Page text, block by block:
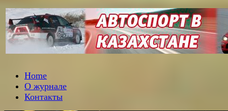
Home
О журнале
Контакты